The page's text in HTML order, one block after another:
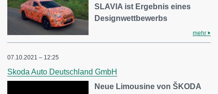
SLAVIA ist Ergebnis eines
Designwettbewerbs
mehr
07.10.2021 – 12:25
Skoda Auto Deutschland GmbH
Neue Limousine von ŠKODA